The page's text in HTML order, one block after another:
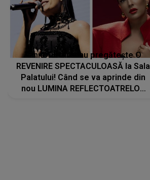
Tania Turtureanu pregătește O
REVENIRE SPECTACULOASĂ la Sala
Palatului! Când se va aprinde din
nou LUMINA REFLECTOATRELOR